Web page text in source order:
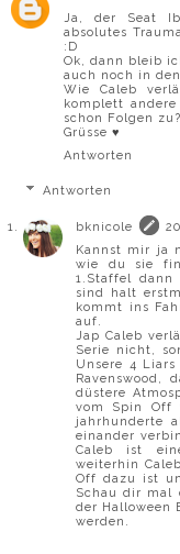
Ja, der Seat
absolutes
:D
Ok, dann bleib
auch noch in
Wie Caleb
komplett
schon Folgen
Grüsse ♥
Antworten
Antworten
bknicole
Kannst mir ja
wie du sie
1.Staffel
sind halt
kommt ins
auf.
Jap Caleb
Serie nicht,
Unsere 4
Ravenswood,
düstere
vom Spin Off
jahrhunderte
einander
Caleb ist
weiterhin
Off dazu ist
Schau dir mal
der Halloween
werden.